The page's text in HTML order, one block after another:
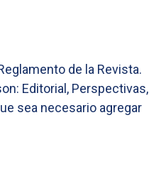
de la Revista.
Editorial, Perspectivas,
sea necesario agregar